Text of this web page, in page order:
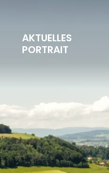
AKTUELLES
PORTRAIT